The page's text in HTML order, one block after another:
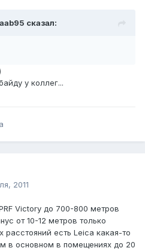
сказал:
у коллег...
2011
Victory до 700-800 метров
от 10-12 метров только
есть Leica какая-то
в основном в помещениях до 20